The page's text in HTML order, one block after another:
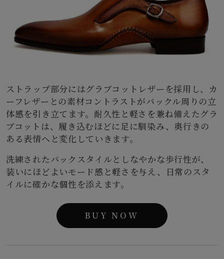
ストラップ部分にはグラブコットレザーを採用し、カ
ーフレザーとの素材コントラストがバックル周りの立
体感を引き立てます。耐久性と軽さを兼ね備えたグラ
ブコットは、履き込むほどに足に馴染み、奥行きの
ある表情へと変化していきます。
洗練されたバックスタイルとしなやかな歩行性が、
装いにほどよいモード感と軽さを与え、日常のスタ
イルに確かな個性を添えます。
BUY NOW